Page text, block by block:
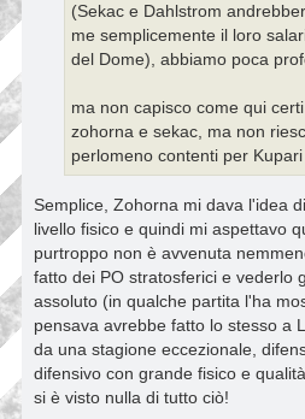
(Sekac e Dahlstrom
me semplicemente il loro
del Dome), abbiamo poca
ma non capisco come qui
zohorna e sekac, ma non
perlomeno contenti per
Semplice, Zohorna mi dava l'idea
livello fisico e quindi mi aspettavo
purtroppo non è avvenuta
fatto dei PO stratosferici e vederlo
assoluto (in qualche partita l'ha
pensava avrebbe fatto lo stesso a
da una stagione eccezionale,
difensivo con grande fisico e
si è visto nulla di tutto ciò!